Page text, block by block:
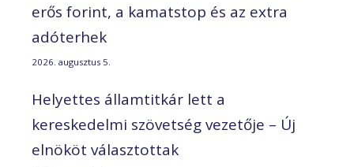
erős forint, a kamatstop és az extra
adóterhek
2026. augusztus 5.
Helyettes államtitkár lett a
kereskedelmi szövetség vezetője – Új
elnököt választottak